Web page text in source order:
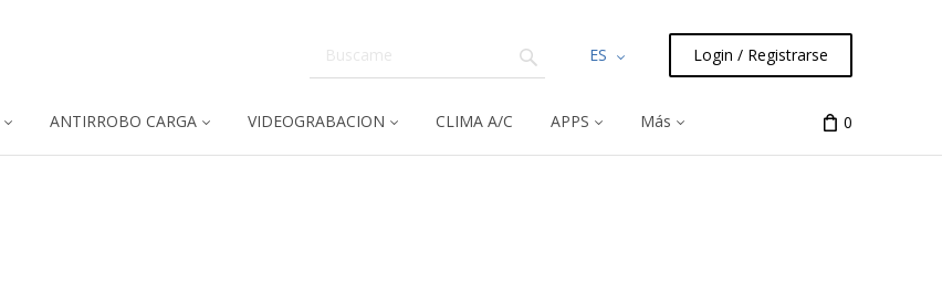
ES Login / Registrarse
ANTIRROBO CARGA VIDEOGRABACION CLIMA A/C APPS Más 0